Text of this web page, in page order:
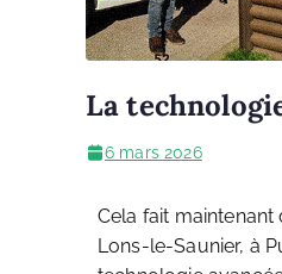
La
6 mars 2026
Cela fait maintenant
Lons-le-Saunier, à